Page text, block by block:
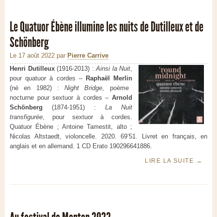
Le Quatuor Ébène illumine les nuits de Dutilleux et de
Schönberg
Le 17 août 2022 par Pierre Carrive
Henri Dutilleux (1916-2013) :Ainsi la Nuit,
pour quatuor à cordes – Raphaël Merlin
(né en 1982) :Night Bridge, poème
nocturne pour sextuor à cordes – Arnold
Schönberg (1874-1951) : La Nuit
transfigurée, pour sextuor à cordes.
Quatuor Ébène ; Antoine Tamestit, alto ;
Nicolas Altstaedt, violoncelle. 2020. 69’51.
Livret en français, en
anglais et en allemand. 1 CD Erato 190296641886.
LIRE LA SUITE →